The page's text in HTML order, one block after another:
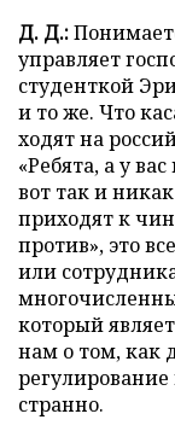
Д. Д.:
управляет
студенткой
и то же. Что
ходят на
«Ребята, а у
вот так и
приходят к
против», это
или
который
нам о том, как
странно.